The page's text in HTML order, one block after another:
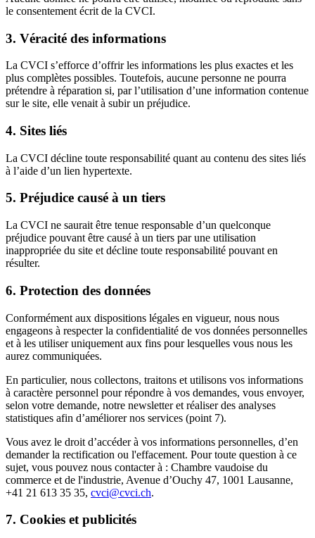
le consentement écrit de la CVCI.
3. Véracité des informations
La CVCI s’efforce d’offrir les informations les plus exactes et les
plus complètes possibles. Toutefois, aucune personne ne pourra
prétendre à réparation si, par l’utilisation d’une information contenue
sur le site, elle venait à subir un préjudice.
4. Sites liés
La CVCI décline toute responsabilité quant au contenu des sites liés
à l’aide d’un lien hypertexte.
5. Préjudice causé à un tiers
La CVCI ne saurait être tenue responsable d’un quelconque
préjudice pouvant être causé à un tiers par une utilisation
inappropriée du site et décline toute responsabilité pouvant en
résulter.
6. Protection des données
Conformément aux dispositions légales en vigueur, nous nous
engageons à respecter la confidentialité de vos données personnelles
et à les utiliser uniquement aux fins pour lesquelles vous nous les
aurez communiquées.
En particulier, nous collectons, traitons et utilisons vos informations
à caractère personnel pour répondre à vos demandes, vous envoyer,
selon votre demande, notre newsletter et réaliser des analyses
statistiques afin d’améliorer nos services (point 7).
Vous avez le droit d’accéder à vos informations personnelles, d’en
demander la rectification ou l'effacement. Pour toute question à ce
sujet, vous pouvez nous contacter à : Chambre vaudoise du
commerce et de l'industrie, Avenue d’Ouchy 47, 1001 Lausanne,
+41 21 613 35 35, cvci@cvci.ch.
7. Cookies et publicités